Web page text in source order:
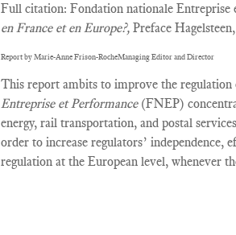
Full citation: Fondation nationale Entreprise
en France et en Europe?, Preface
Report by Marie-Anne Frison-RocheManaging Editor and Director
This report ambits to improve the
Entreprise et Performance (FNEP)
energy, rail transportation, and postal
order to increase regulators’ independence,
regulation at the European level, whenever